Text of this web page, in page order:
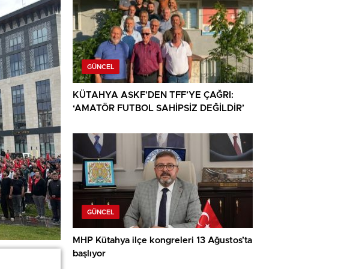
GÜNCEL
KÜTAHYA ASKF’DEN TFF’YE ÇAĞRI:
‘AMATÖR FUTBOL SAHİPSİZ DEĞİLDİR’
GÜNCEL
MHP Kütahya ilçe kongreleri 13 Ağustos’ta
başlıyor